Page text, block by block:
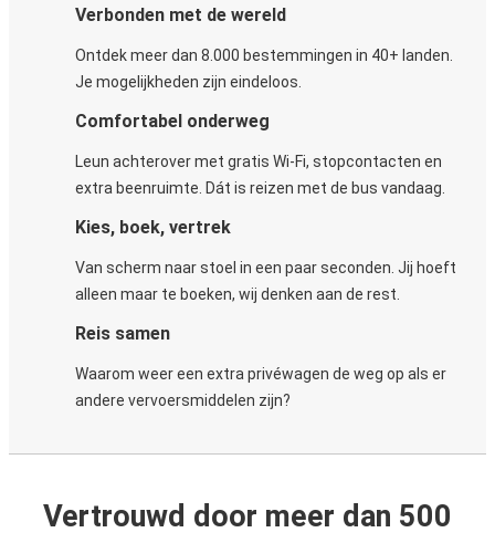
Verbonden met de wereld
Ontdek meer dan 8.000 bestemmingen in 40+ landen.
Je mogelijkheden zijn eindeloos.
Comfortabel onderweg
Leun achterover met gratis Wi-Fi, stopcontacten en
extra beenruimte. Dát is reizen met de bus vandaag.
Kies, boek, vertrek
Van scherm naar stoel in een paar seconden. Jij hoeft
alleen maar te boeken, wij denken aan de rest.
Reis samen
Waarom weer een extra privéwagen de weg op als er
andere vervoersmiddelen zijn?
Vertrouwd door meer dan 500